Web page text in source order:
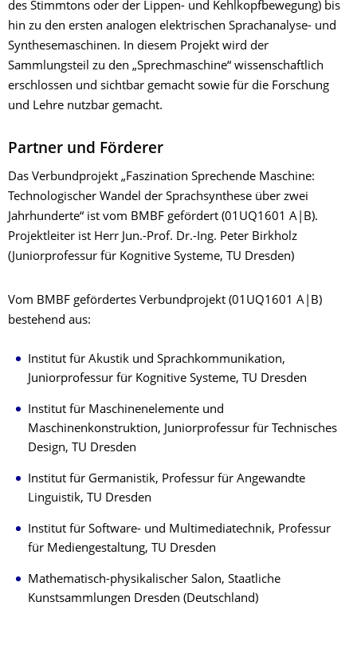
des Stimmtons oder der Lippen- und Kehlkopfbewegung) bis
hin zu den ersten analogen elektrischen Sprachanalyse- und
Synthesemaschinen. In diesem Projekt wird der
Sammlungsteil zu den „Sprechmaschine“ wissenschaftlich
erschlossen und sichtbar gemacht sowie für die Forschung
und Lehre nutzbar gemacht.
Partner und Förderer
Das Verbundprojekt „Faszination Sprechende Maschine:
Technologischer Wandel der Sprachsynthese über zwei
Jahrhunderte“ ist vom BMBF gefördert (01UQ1601 A|B).
Projektleiter ist Herr Jun.-Prof. Dr.-Ing. Peter Birkholz
(Juniorprofessur für Kognitive Systeme, TU Dresden)
Vom BMBF gefördertes Verbundprojekt (01UQ1601 A|B)
bestehend aus:
Institut für Akustik und Sprachkommunikation,
Juniorprofessur für Kognitive Systeme, TU Dresden
Institut für Maschinenelemente und
Maschinenkonstruktion, Juniorprofessur für Technisches
Design, TU Dresden
Institut für Germanistik, Professur für Angewandte
Linguistik, TU Dresden
Institut für Software- und Multimediatechnik, Professur
für Mediengestaltung, TU Dresden
Mathematisch-physikalischer Salon, Staatliche
Kunstsammlungen Dresden (Deutschland)